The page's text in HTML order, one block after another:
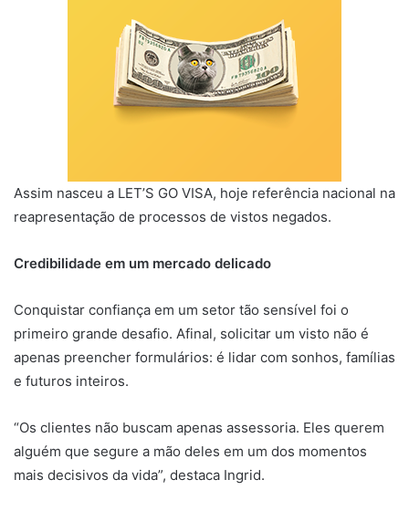
Assim nasceu a LET’S GO VISA, hoje referência nacional na
reapresentação de processos de vistos negados.
Credibilidade em um mercado delicado
Conquistar confiança em um setor tão sensível foi o
primeiro grande desafio. Afinal, solicitar um visto não é
apenas preencher formulários: é lidar com sonhos, famílias
e futuros inteiros.
“Os clientes não buscam apenas assessoria. Eles querem
alguém que segure a mão deles em um dos momentos
mais decisivos da vida”, destaca Ingrid.